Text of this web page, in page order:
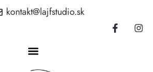
kontakt@lajfstudio.sk